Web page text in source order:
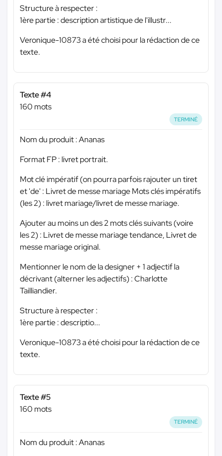
Structure à respecter :
1ère partie : description artistique de l'illustr...
Veronique-10873 a été choisi pour la rédaction de ce
texte.
Texte #4
160 mots
TERMINÉ
Nom du produit : Ananas
Format FP : livret portrait.
Mot clé impératif (on pourra parfois rajouter un tiret
et 'de' : Livret de messe mariage Mots clés impératifs
(les 2) : livret mariage/livret de messe mariage.
Ajouter au moins un des 2 mots clés suivants (voire
les 2) : Livret de messe mariage tendance, Livret de
messe mariage original.
Mentionner le nom de la designer + 1 adjectif la
décrivant (alterner les adjectifs) : Charlotte
Tailliandier.
Structure à respecter :
1ère partie : descriptio...
Veronique-10873 a été choisi pour la rédaction de ce
texte.
Texte #5
160 mots
TERMINÉ
Nom du produit : Ananas